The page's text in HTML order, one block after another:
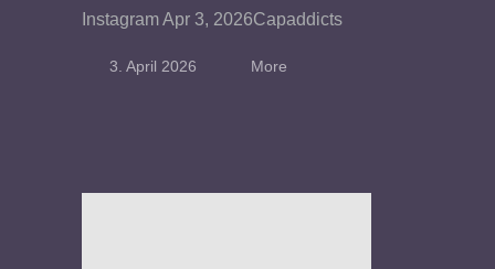
Instagram Apr 3, 2026Capaddicts
3. April 2026 More